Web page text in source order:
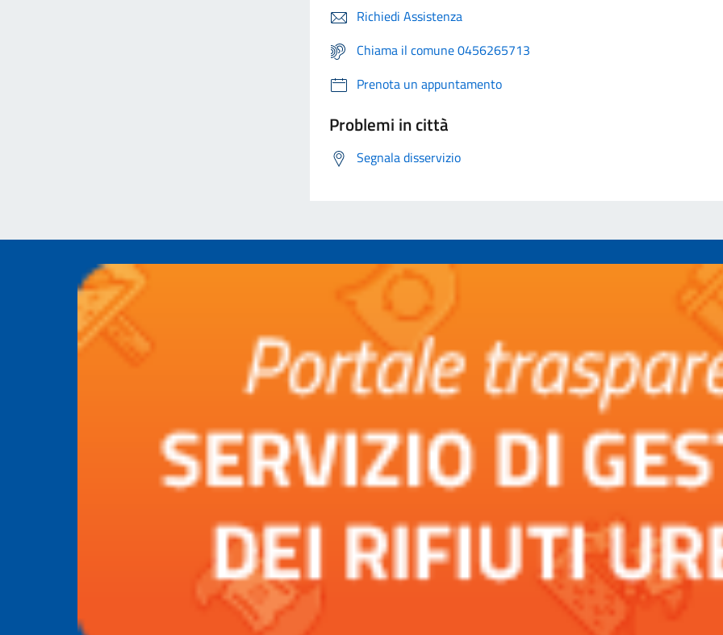
Richiedi Assistenza
Chiama il comune 0456265713
Prenota un appuntamento
Problemi in città
Segnala disservizio